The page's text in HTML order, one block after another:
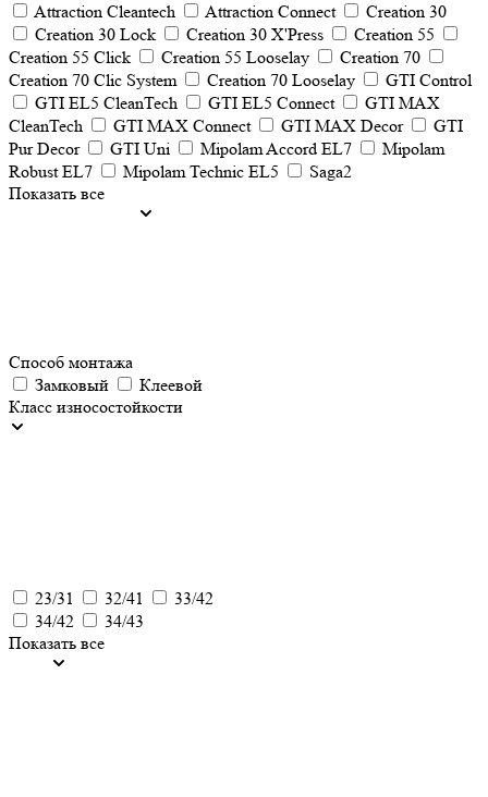
Attraction Cleantech
Attraction Connect
Creation 30
Creation 30 Lock
Creation 30 X'Press
Creation 55
Creation 55 Click
Creation 55 Looselay
Creation 70
Creation 70 Clic System
Creation 70 Looselay
GTI Control
GTI EL5 CleanTech
GTI EL5 Connect
GTI MAX
CleanTech
GTI MAX Connect GTI MAX Decor
GTI
Pur Decor
GTI Uni Mipolam Accord EL7
Mipolam
Robust EL7
Mipolam Technic EL5
Saga2
Показать все
Способ монтажа
Замковый
Клеевой
Класс износостойкости
23/31 32/41
33/42
34/42
34/43
Показать все